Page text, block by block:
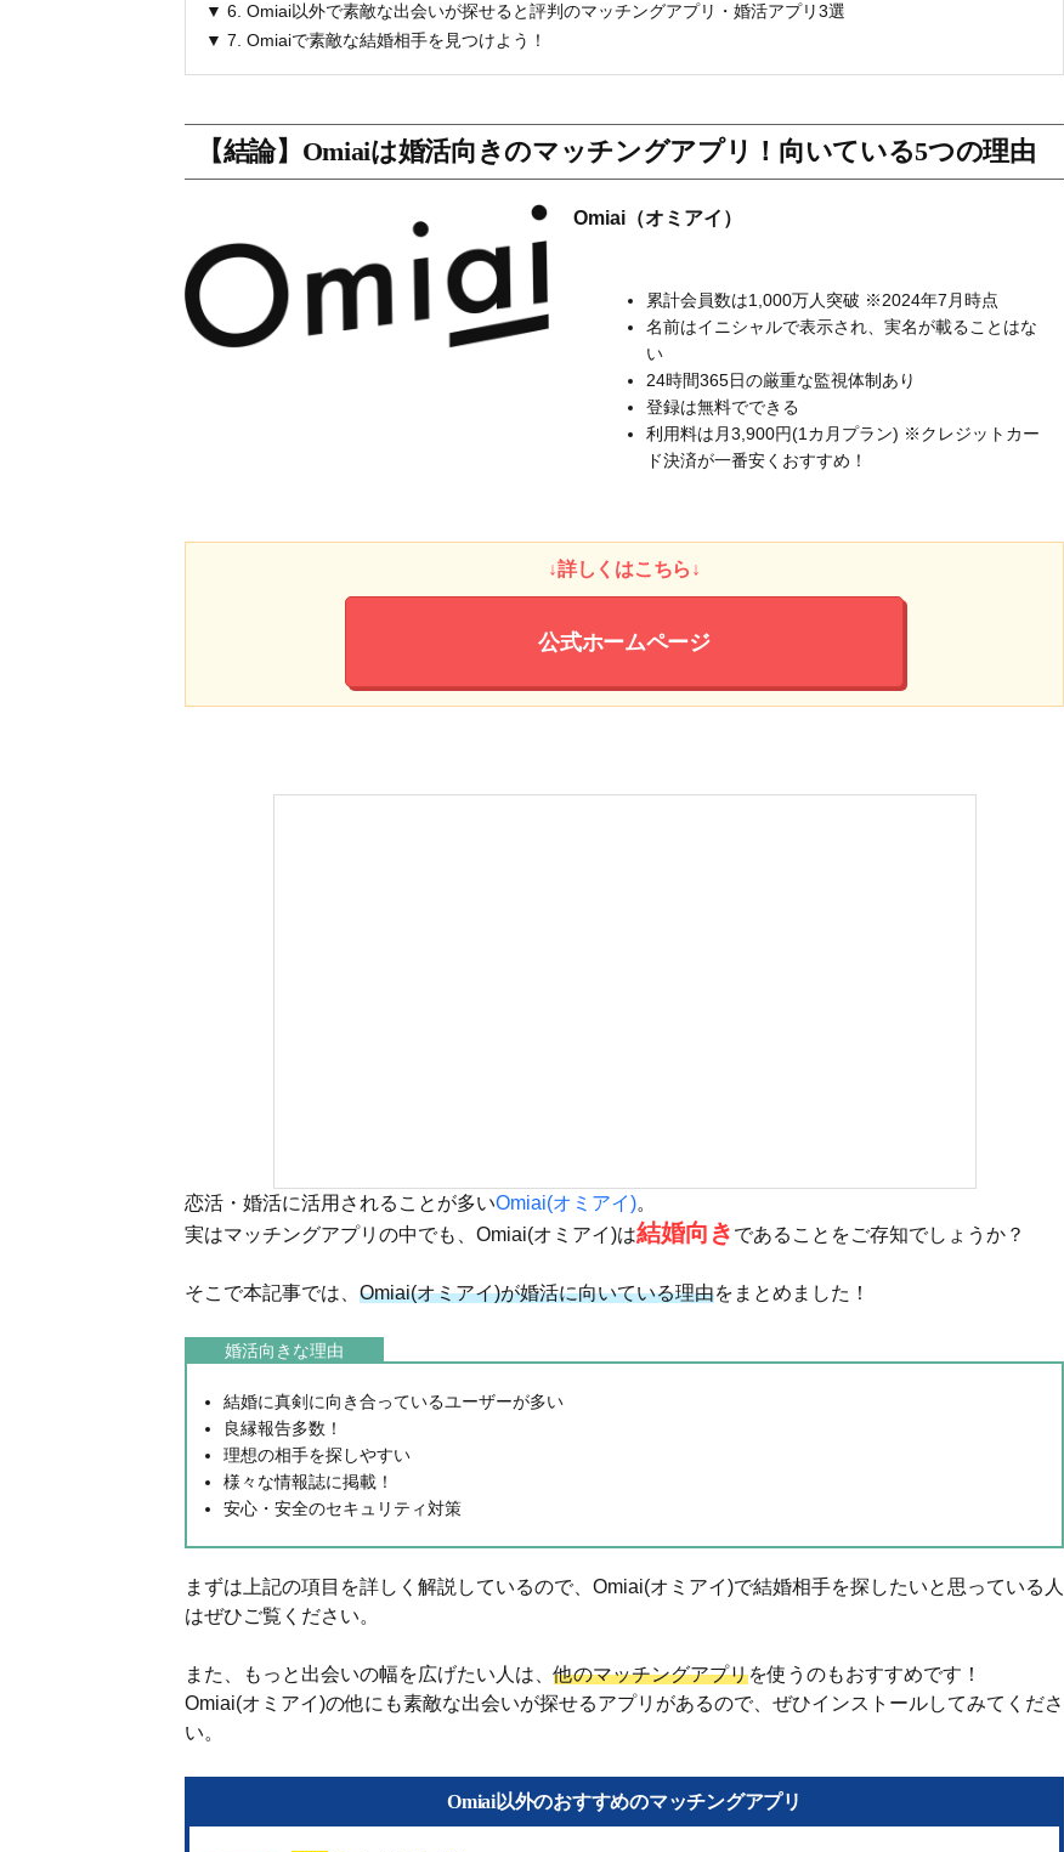
▼ 6. Omiai以外で素敵な出会いが探せると評判のマッチングアプリ・婚活アプリ3選
▼ 7. Omiaiで素敵な結婚相手を見つけよう！
【結論】Omiaiは婚活向きのマッチングアプリ！向いている5つの理由
Omiai（オミアイ）
累計会員数は1,000万人突破 ※2024年7月時点
名前はイニシャルで表示され、実名が載ることはな
い
24時間365日の厳重な監視体制あり
登録は無料でできる
利用料は月3,900円(1カ月プラン) ※クレジットカー
ド決済が一番安くおすすめ！
↓詳しくはこちら↓
公式ホームページ
恋活・婚活に活用されることが多いOmiai(オミアイ)。
実はマッチングアプリの中でも、Omiai(オミアイ)は結婚向き であることをご存知でしょうか？
そこで本記事では、 Omiai(オミアイ)が婚活に向いている理由をまとめました！
婚活向きな理由
結婚に真剣に向き合っているユーザーが多い
良縁報告多数！
理想の相手を探しやすい
様々な情報誌に掲載！
安心・安全のセキュリティ対策
まずは上記の項目を詳しく解説しているので、Omiai(オミアイ)で結婚相手を探したいと思っている人
はぜひご覧ください。
また、もっと出会いの幅を広げたい人は、他のマッチングアプリを使うのもおすすめです！
Omiai(オミアイ)の他にも素敵な出会いが探せるアプリがあるので、ぜひインストールしてみてくださ
い。
Omiai以外のおすすめのマッチングアプリ